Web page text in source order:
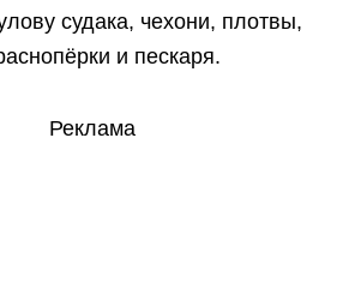
судака, чехони, плотвы,
и пескаря.
Реклама